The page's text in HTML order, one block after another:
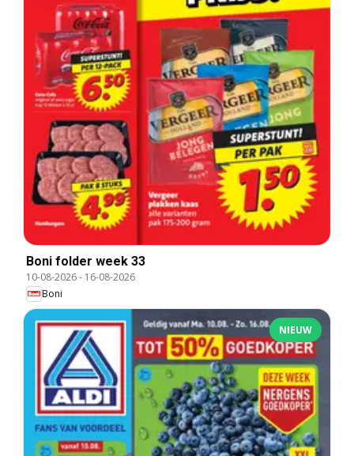
Boni folder week 33
10-08-2026- 16-08-2026
Boni
NIEUW